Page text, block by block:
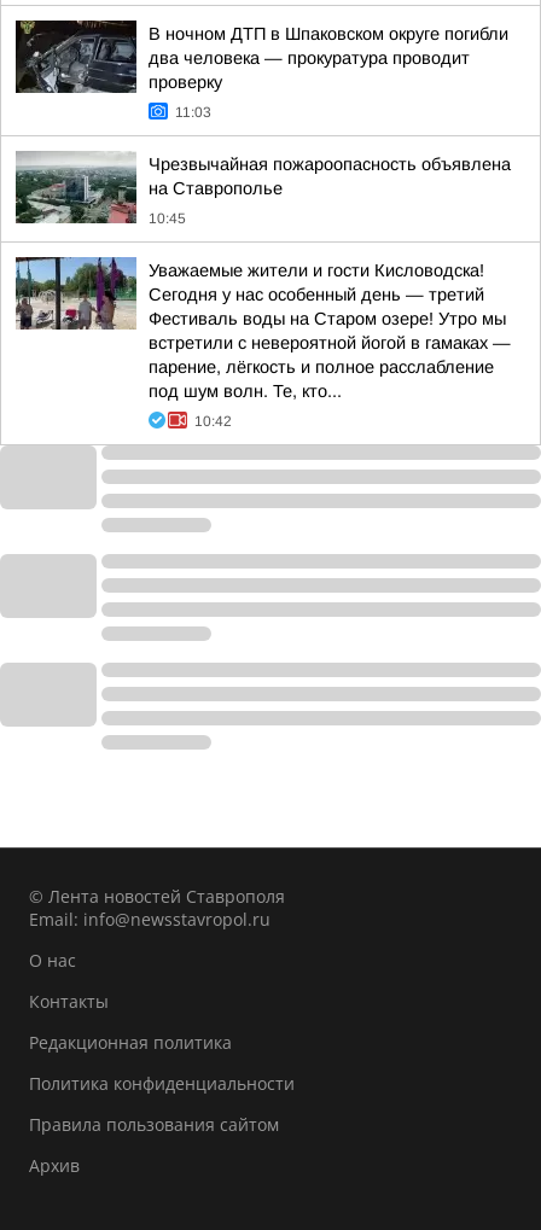
В ночном ДТП в Шпаковском округе погибли
два человека — прокуратура проводит
проверку
11:03
Чрезвычайная пожароопасность объявлена
на Ставрополье
10:45
Уважаемые жители и гости Кисловодска!
Сегодня у нас особенный день — третий
Фестиваль воды на Старом озере! Утро мы
встретили с невероятной йогой в гамаках —
парение, лёгкость и полное расслабление
под шум волн. Те, кто...
10:42
© Лента новостей Ставрополя
Email: info@newsstavropol.ru
О нас
Контакты
Редакционная политика
Политика конфиденциальности
Правила пользования сайтом
Архив